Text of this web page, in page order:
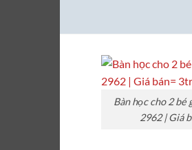
Bàn học cho 2 bé
2962 | Giá